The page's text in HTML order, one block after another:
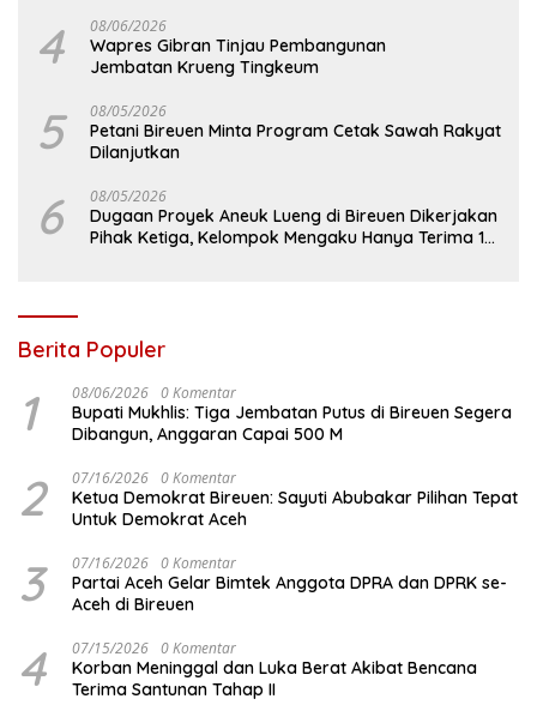
4 08/06/2026
Wapres Gibran Tinjau Pembangunan
Jembatan Krueng Tingkeum
5 08/05/2026
Petani Bireuen Minta Program Cetak Sawah Rakyat
Dilanjutkan
6 08/05/2026
Dugaan Proyek Aneuk Lueng di Bireuen Dikerjakan
Pihak Ketiga, Kelompok Mengaku Hanya Terima 10
Berita Populer
1 08/06/2026 0 Komentar
Bupati Mukhlis: Tiga Jembatan Putus di Bireuen Segera
Dibangun, Anggaran Capai 500 M
2 07/16/2026 0 Komentar
Ketua Demokrat Bireuen: Sayuti Abubakar Pilihan Tepat
Untuk Demokrat Aceh
3 07/16/2026 0 Komentar
Partai Aceh Gelar Bimtek Anggota DPRA dan DPRK se-
Aceh di Bireuen
4 07/15/2026 0 Komentar
Korban Meninggal dan Luka Berat Akibat Bencana
Terima Santunan Tahap II